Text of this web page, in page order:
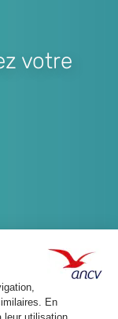
votre